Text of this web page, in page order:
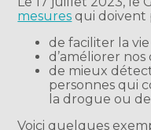
mesures qui doivent
de faciliter la
d’améliorer
de mieux
personnes qui
la drogue ou de
Voici quelques